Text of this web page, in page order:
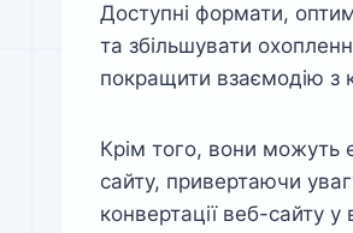
Доступні формати,
та збільшувати
покращити взаємодію з
Крім того, вони можуть
сайту, привертаючи
конвертації веб-сайту